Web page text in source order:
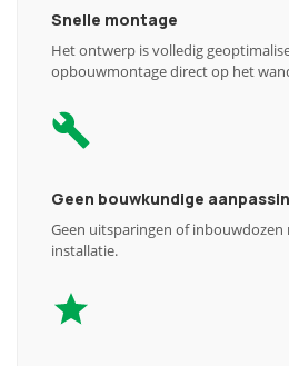
Snelle montage
Het ontwerp is volledig
opbouwmontage direct op het
Geen bouwkundige
Geen uitsparingen of
installatie.